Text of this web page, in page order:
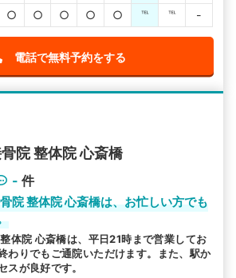
○ ○ ○ ○ ○ ℡ ℡ -
電話で無料予約をする
院 整体院 心斎橋
- 件
院 整体院 心斎橋は、お忙しい方でも
体院 心斎橋は、平日21時まで営業してお
わりでもご通院いただけます。また、駅か
スが良好です。